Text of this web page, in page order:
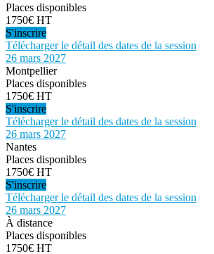
Places disponibles
1750€ HT
S'inscrire
Télécharger le détail des dates de la session
26 mars 2027
Montpellier
Places disponibles
1750€ HT
S'inscrire
Télécharger le détail des dates de la session
26 mars 2027
Nantes
Places disponibles
1750€ HT
S'inscrire
Télécharger le détail des dates de la session
26 mars 2027
À distance
Places disponibles
1750€ HT